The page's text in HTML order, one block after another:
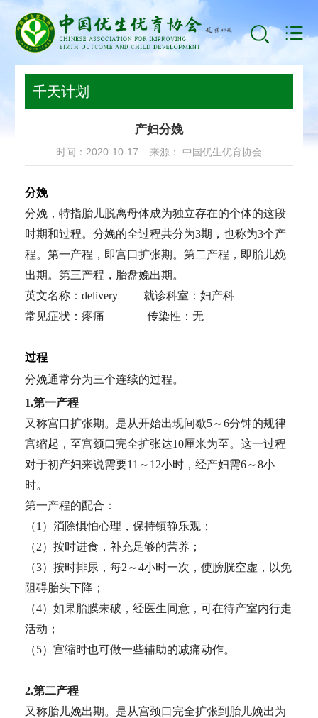
千天计划
产妇分娩
时间：2020-10-17 来源： 中国优生优育协会
分娩
分娩，特指胎儿脱离母体成为独立存在的个体的这段
时期和过程。分娩的全过程共分为3期，也称为3个产
程。第一产程，即宫口扩张期。第二产程，即胎儿娩
出期。第三产程，胎盘娩出期。
英文名称：delivery 就诊科室：妇产科
常见症状：疼痛 传染性：无
过程
分娩通常分为三个连续的过程。
1.第一产程
又称宫口扩张期。是从开始出现间歇5～6分钟的规律
宫缩起，至宫颈口完全扩张达10厘米为至。这一过程
对于初产妇来说需要11～12小时，经产妇需6～8小
时。
第一产程的配合：
（1）消除惧怕心理，保持镇静乐观；
（2）按时进食，补充足够的营养；
（3）按时排尿，每2～4小时一次，使膀胱空虚，以免
阻碍胎头下降；
（4）如果胎膜未破，经医生同意，可在待产室内行走
活动；
（5）宫缩时也可做一些辅助的减痛动作。
2.第二产程
又称胎儿娩出期。是从宫颈口完全扩张到胎儿娩出为